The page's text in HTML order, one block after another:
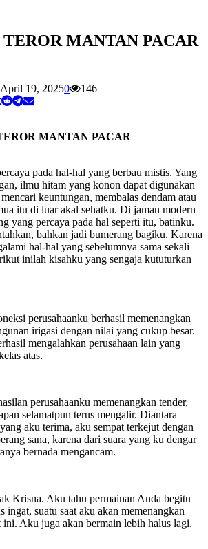
MANTAN PACAR
April 19, 20250
146
MANTAN PACAR
pada hal-hal yang berbau mistis. Yang
ilmu hitam yang konon dapat digunakan
keuntungan, membalas dendam atau
itu di luar akal sehatku. Di jaman modern
yang percaya pada hal seperti itu, batinku.
bahkan jadi bumerang bagiku. Karena
hal-hal yang sebelumnya sama sekali
inilah kisahku yang sengaja kututurkan
perusahaanku berhasil memenangkan
irigasi dengan nilai yang cukup besar.
mengalahkan perusahaan lain yang
atas.
perusahaanku memenangkan tender,
selamatpun terus mengalir. Diantara
aku terima, aku sempat terkejut dengan
sana, karena dari suara yang ku dengar
bernada mengancam.
Krisna. Aku tahu permainan Anda begitu
ingat, suatu saat aku akan memenangkan
ini. Aku juga akan bermain lebih halus lagi.